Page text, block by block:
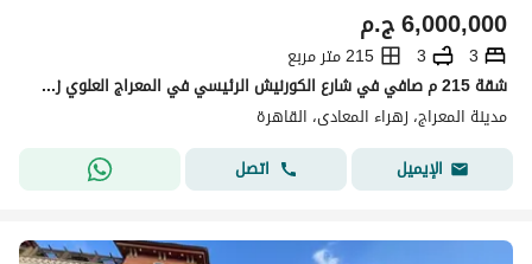
ج.م6,000,000
3
3
215 متر مربع
شقة 215 م صافي في شارع الكورنيش الرئيسي في المعراج العلوي زهراء المعادي
مدينة المعراج، زهراء المعادى، القاهرة
الإيميل
اتصل